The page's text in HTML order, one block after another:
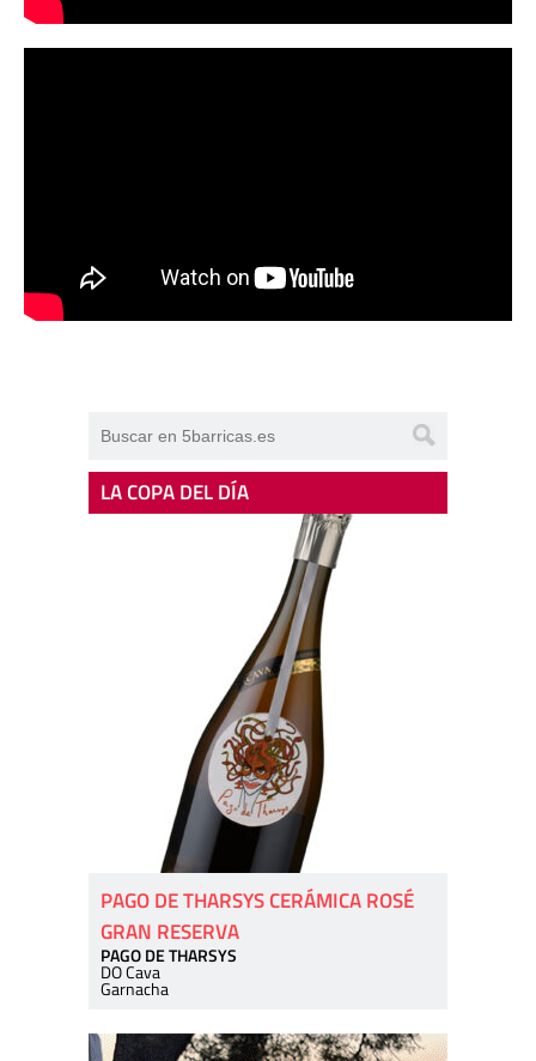
LA COPA DEL DÍA
PAGO DE THARSYS CERÁMICA ROSÉ
GRAN RESERVA
PAGO DE THARSYS
DO Cava
Garnacha